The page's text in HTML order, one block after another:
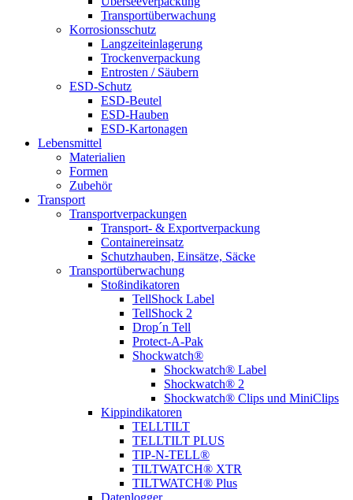
Transportüberwachung
Korrosionsschutz
Langzeiteinlagerung
Trockenverpackung
Entrosten / Säubern
ESD-Schutz
ESD-Beutel
ESD-Hauben
ESD-Kartonagen
Lebensmittel
Materialien
Formen
Zubehör
Transport
Transportverpackungen
Transport- & Exportverpackung
Containereinsatz
Schutzhauben, Einsätze, Säcke
Transportüberwachung
Stoßindikatoren
TellShock Label
TellShock 2
Drop´n Tell
Protect-A-Pak
Shockwatch®
Shockwatch® Label
Shockwatch® 2
Shockwatch® Clips und MiniClips
Kippindikatoren
TELLTILT
TELLTILT PLUS
TIP-N-TELL®
TILTWATCH® XTR
TILTWATCH® Plus